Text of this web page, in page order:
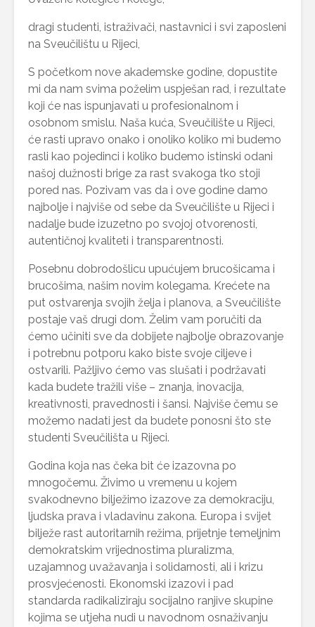
dragi studenti, istraživači, nastavnici i svi zaposleni
na Sveučilištu u Rijeci,
S početkom nove akademske godine, dopustite
mi da nam svima poželim uspješan rad, i rezultate
koji će nas ispunjavati u profesionalnom i
osobnom smislu. Naša kuća, Sveučilište u Rijeci,
će rasti upravo onako i onoliko koliko mi budemo
rasli kao pojedinci i koliko budemo istinski odani
našoj dužnosti brige za rast svakoga tko stoji
pored nas. Pozivam vas da i ove godine damo
najbolje i najviše od sebe da Sveučilište u Rijeci i
nadalje bude izuzetno po svojoj otvorenosti,
autentičnoj kvaliteti i transparentnosti.
Posebnu dobrodošlicu upućujem brucošicama i
brucošima, našim novim kolegama. Krećete na
put ostvarenja svojih želja i planova, a Sveučilište
postaje vaš drugi dom. Želim vam poručiti da
ćemo učiniti sve da dobijete najbolje obrazovanje
i potrebnu potporu kako biste svoje ciljeve i
ostvarili. Pažljivo ćemo vas slušati i podržavati
kada budete tražili više – znanja, inovacija,
kreativnosti, pravednosti i šansi. Najviše čemu se
možemo nadati jest da budete ponosni što ste
studenti Sveučilišta u Rijeci.
Godina koja nas čeka bit će izazovna po
mnogočemu. Živimo u vremenu u kojem
svakodnevno bilježimo izazove za demokraciju,
ljudska prava i vladavinu zakona. Europa i svijet
bilježe rast autoritarnih režima, prijetnje temeljnim
demokratskim vrijednostima pluralizma,
uzajamnog uvažavanja i solidarnosti, ali i krizu
prosvjećenosti. Ekonomski izazovi i pad
standarda radikaliziraju socijalno ranjive skupine
kojima se utjeha nudi u navodnom osnaživanju